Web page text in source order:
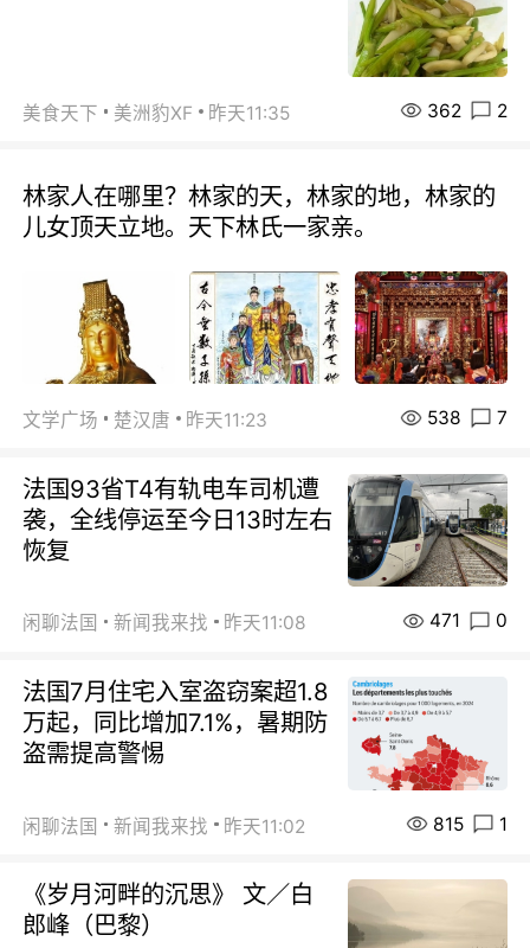
美食天下 美洲豹XF 昨天11:35 362 2
林家人在哪里？林家的天，林家的地，林家的
儿女顶天立地。天下林氏一家亲。
文学广场 楚汉唐 昨天11:23 538 7
法国93省T4有轨电车司机遭
袭，全线停运至今日13时左右
恢复
闲聊法国 新闻我来找 昨天11:08 471 0
法国7月住宅入室盗窃案超1.8
万起，同比增加7.1%，暑期防
盗需提高警惕
闲聊法国 新闻我来找 昨天11:02 815 1
《岁月河畔的沉思》 文／白
郎峰（巴黎）